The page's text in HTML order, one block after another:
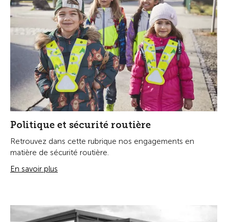
Politique et sécurité routière
Retrouvez dans cette rubrique nos engagements en
matière de sécurité routière.
En savoir plus